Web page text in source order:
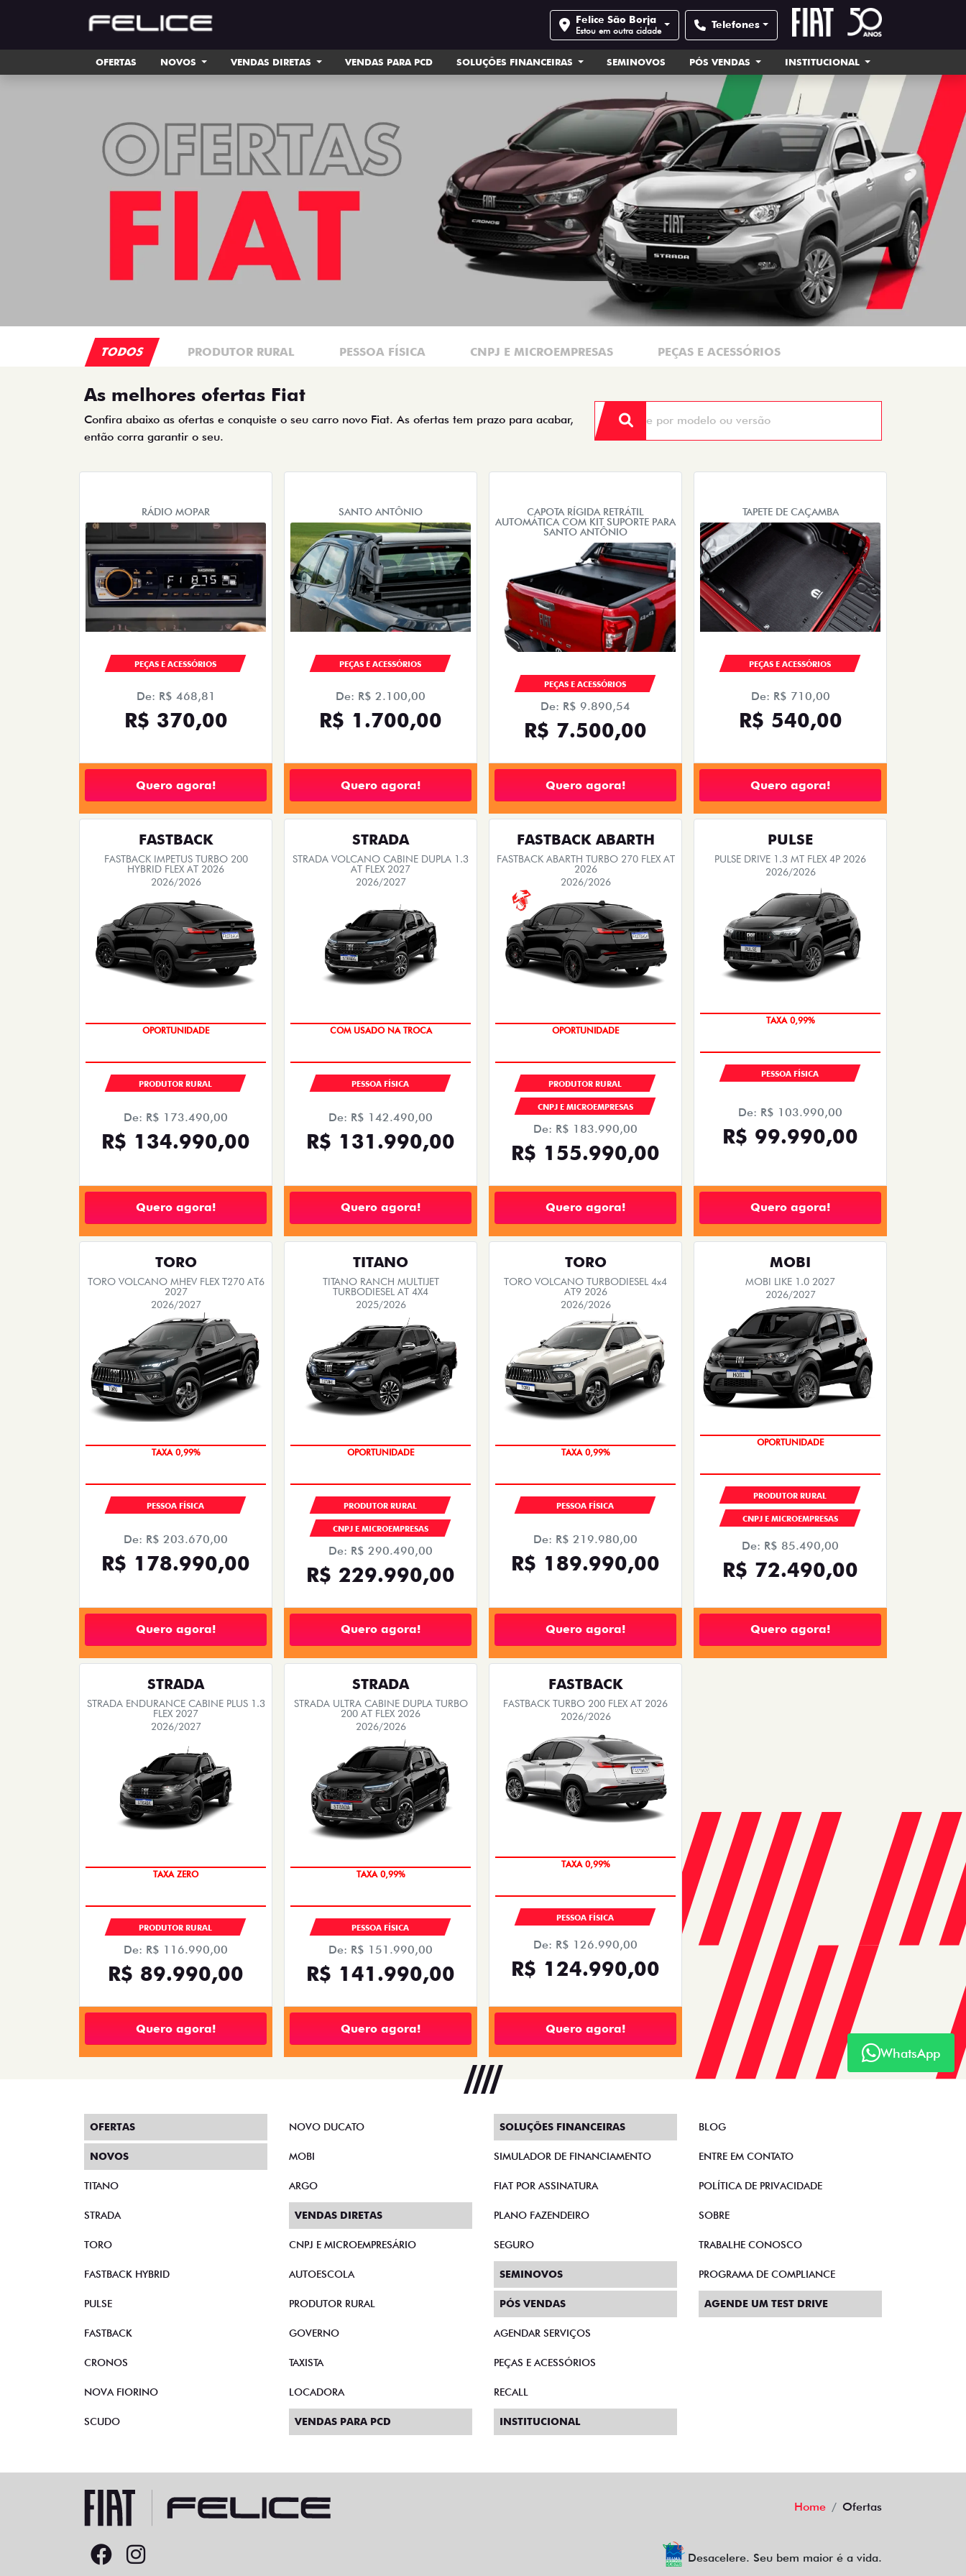
Felice São Borja
Estou em outra cidade Telefones
OFERTAS NOVOS VENDAS DIRETAS VENDAS PARA PCD SOLUÇÕES FINANCEIRAS SEMINOVOS PÓS VENDAS INSTITUCIONAL
TODOS PEÇAS E ACESSÓRIOS
PRODUTOR RURAL PESSOA FÍSICA CNPJ E MICROEMPRESAS
As melhores ofertas Fiat
Confira abaixo as ofertas e conquiste o seu carro novo Fiat. As ofertas tem prazo para acabar,
então corra garantir o seu.
RÁDIO MOPAR
PEÇAS E ACESSÓRIOS
De: R$ 468,81
R$ 370,00
Quero agora!
SANTO ANTÔNIO
PEÇAS E ACESSÓRIOS
De: R$ 2.100,00
R$ 1.700,00
Quero agora!
CAPOTA RÍGIDA RETRÁTIL
AUTOMÁTICA COM KIT SUPORTE PARA
SANTO ANTÔNIO
PEÇAS E ACESSÓRIOS
De: R$ 9.890,54
R$ 7.500,00
Quero agora!
TAPETE DE CAÇAMBA
PEÇAS E ACESSÓRIOS
De: R$ 710,00
R$ 540,00
Quero agora!
FASTBACK
FASTBACK IMPETUS TURBO 200
HYBRID FLEX AT 2026
2026/2026
TAXA 0,99%
PRODUTOR RURAL
De: R$ 173.490,00
R$ 134.990,00
Quero agora!
STRADA
STRADA VOLCANO CABINE DUPLA 1.3
AT FLEX 2027
2026/2027
COM USADO NA TROCA
PESSOA FÍSICA
De: R$ 142.490,00
R$ 131.990,00
Quero agora!
FASTBACK ABARTH
FASTBACK ABARTH TURBO 270 FLEX AT
2026
2026/2026
OPORTUNIDADE
PRODUTOR RURAL
CNPJ E MICROEMPRESAS
De: R$ 183.990,00
R$ 155.990,00
Quero agora!
PULSE
PULSE DRIVE 1.3 MT FLEX 4P 2026
2026/2026
OPORTUNIDADE
PESSOA FÍSICA
De: R$ 103.990,00
R$ 99.990,00
Quero agora!
TORO
TORO VOLCANO MHEV FLEX T270 AT6
2027
2026/2027
COM USADO NA TROCA
PESSOA FÍSICA
De: R$ 203.670,00
R$ 178.990,00
Quero agora!
TITANO
TITANO RANCH MULTIJET
TURBODIESEL AT 4X4
2025/2026
OPORTUNIDADE
PRODUTOR RURAL
CNPJ E MICROEMPRESAS
De: R$ 290.490,00
R$ 229.990,00
Quero agora!
TORO
TORO VOLCANO TURBODIESEL 4x4
AT9 2026
2026/2026
COM USADO NA TROCA
PESSOA FÍSICA
De: R$ 219.980,00
R$ 189.990,00
Quero agora!
MOBI
MOBI LIKE 1.0 2027
2026/2027
TAXA ZERO
PRODUTOR RURAL
CNPJ E MICROEMPRESAS
De: R$ 85.490,00
R$ 72.490,00
Quero agora!
STRADA
STRADA ENDURANCE CABINE PLUS 1.3
FLEX 2027
2026/2027
OPORTUNIDADE
PRODUTOR RURAL
De: R$ 116.990,00
R$ 89.990,00
Quero agora!
STRADA
STRADA ULTRA CABINE DUPLA TURBO
200 AT FLEX 2026
2026/2026
COM USADO NA TROCA
PESSOA FÍSICA
De: R$ 151.990,00
R$ 141.990,00
Quero agora!
FASTBACK
FASTBACK TURBO 200 FLEX AT 2026
2026/2026
OPORTUNIDADE
PESSOA FÍSICA
De: R$ 126.990,00
R$ 124.990,00
Quero agora!
WhatsApp
OFERTAS
NOVOS
TITANO
STRADA
TORO
FASTBACK HYBRID
PULSE
FASTBACK
CRONOS
NOVA FIORINO
SCUDO
NOVO DUCATO
MOBI
ARGO
VENDAS DIRETAS
CNPJ E MICROEMPRESÁRIO
AUTOESCOLA
PRODUTOR RURAL
GOVERNO
TAXISTA
LOCADORA
VENDAS PARA PCD
SOLUÇÕES FINANCEIRAS
SIMULADOR DE FINANCIAMENTO
FIAT POR ASSINATURA
PLANO FAZENDEIRO
SEGURO
SEMINOVOS
PÓS VENDAS
AGENDAR SERVIÇOS
PEÇAS E ACESSÓRIOS
RECALL
INSTITUCIONAL
BLOG
ENTRE EM CONTATO
POLÍTICA DE PRIVACIDADE
SOBRE
TRABALHE CONOSCO
PROGRAMA DE COMPLIANCE
AGENDE UM TEST DRIVE
Home Ofertas
Desacelere. Seu bem maior é a vida.